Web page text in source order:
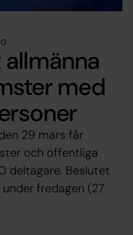
med
29 mars får
och offentliga
deltagare. Beslutet
fredagen (27